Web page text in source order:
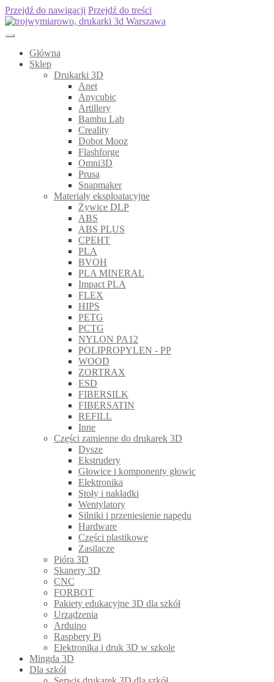
Przejdź do nawigacji Przejdź do treści
Główna
Sklep
Drukarki 3D
Anet
Anycubic
Artillery
Bambu Lab
Creality
Dobot Mooz
Flashforge
Omni3D
Prusa
Snapmaker
Materiały eksploatacyjne
Żywice DLP
ABS
ABS PLUS
CPEHT
PLA
BVOH
PLA MINERAL
Impact PLA
FLEX
HIPS
PETG
PCTG
NYLON PA12
POLIPROPYLEN - PP
WOOD
ZORTRAX
ESD
FIBERSILK
FIBERSATIN
REFILL
Inne
Części zamienne do drukarek 3D
Dysze
Ekstrudery
Głowice i komponenty głowic
Elektronika
Stoły i nakładki
Wentylatory
Silniki i przeniesienie napędu
Hardware
Części plastikowe
Zasilacze
Pióra 3D
Skanery 3D
CNC
FORBOT
Pakiety edukacyjne 3D dla szkół
Urządzenia
Arduino
Raspbery Pi
Elektronika i druk 3D w szkole
Mingda 3D
Dla szkół